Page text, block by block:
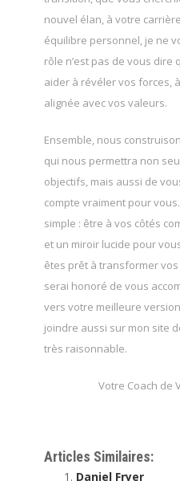
nouvel élan, à votre
équilibre personnel, je ne
rôle n’est pas de vous dire
aider à révéler vos forces,
alignée avec vos valeurs.
Ensemble, nous
qui nous permettra non
objectifs, mais aussi de
compte vraiment pour
simple : être à vos côtés
et un miroir lucide pour
êtes prêt à transformer
serai honoré de vous
vers votre meilleure
joindre aussi sur mon site
très raisonnable.
Votre Coach de
Articles Similaires:
Daniel Fryer